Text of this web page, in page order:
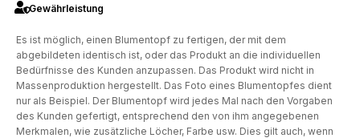
Gewährleistung
Es ist möglich, einen Blumentopf zu fertigen, der mit dem
abgebildeten identisch ist, oder das Produkt an die individuellen
Bedürfnisse des Kunden anzupassen. Das Produkt wird nicht in
Massenproduktion hergestellt. Das Foto eines Blumentopfes dient
nur als Beispiel. Der Blumentopf wird jedes Mal nach den Vorgaben
des Kunden gefertigt, entsprechend den von ihm angegebenen
Merkmalen, wie zusätzliche Löcher, Farbe usw. Dies gilt auch, wenn